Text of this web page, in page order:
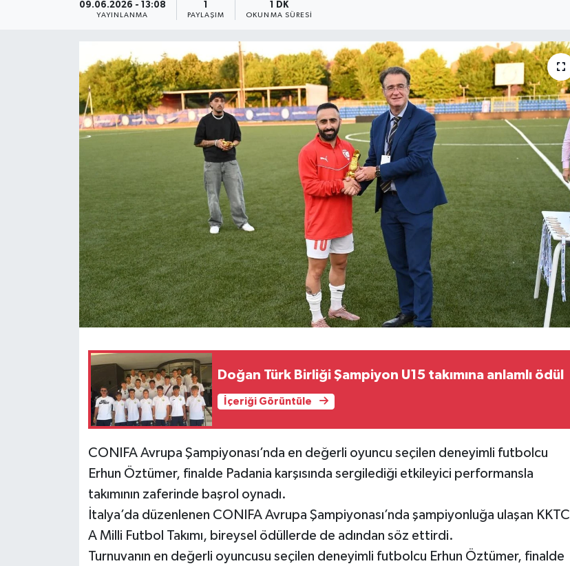
09.06.2026 - 13:08
YAYINLANMA
1
PAYLAŞIM
1 DK
OKUNMA SÜRESI
Doğan Türk Birliği Şampiyon U15 takımına anlamlı ödül
İçeriği Görüntüle
CONIFA Avrupa Şampiyonası’nda en değerli oyuncu seçilen deneyimli futbolcu
Erhun Öztümer, finalde Padania karşısında sergilediği etkileyici performansla
takımının zaferinde başrol oynadı.
İtalya’da düzenlenen CONIFA Avrupa Şampiyonası’nda şampiyonluğa ulaşan KKTC
A Milli Futbol Takımı, bireysel ödüllerde de adından söz ettirdi.
Turnuvanın en değerli oyuncusu seçilen deneyimli futbolcu Erhun Öztümer, finalde